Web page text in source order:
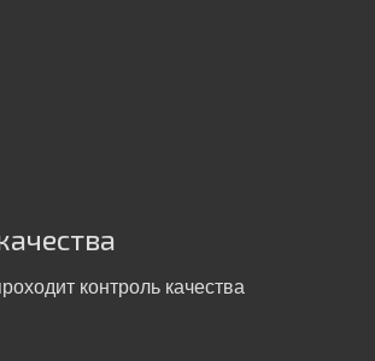
контроль качества